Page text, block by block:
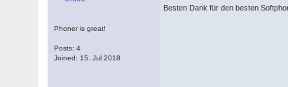
Phoner is great!
Posts: 4
Joined: 15. Jul 2018
Besten Dank für den besten